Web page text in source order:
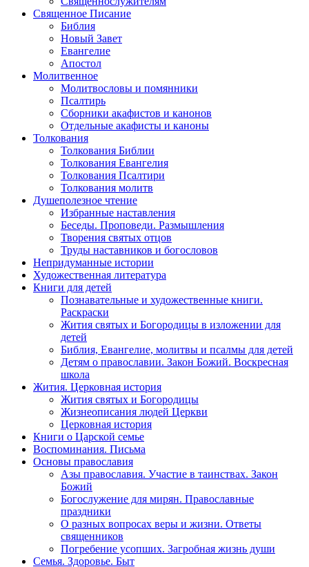
Священное Писание
Библия
Новый Завет
Евангелие
Апостол
Молитвенное
Молитвословы и помянники
Псалтирь
Сборники акафистов и канонов
Отдельные акафисты и каноны
Толкования
Толкования Библии
Толкования Евангелия
Толкования Псалтири
Толкования молитв
Душеполезное чтение
Избранные наставления
Беседы. Проповеди. Размышления
Творения святых отцов
Труды наставников и богословов
Непридуманные истории
Художественная литература
Книги для детей
Познавательные и художественные книги.
Раскраски
Жития святых и Богородицы в изложении для
детей
Библия, Евангелие, молитвы и псалмы для детей
Детям о православии. Закон Божий. Воскресная
школа
Жития. Церковная история
Жития святых и Богородицы
Жизнеописания людей Церкви
Церковная история
Книги о Царской семье
Воспоминания. Письма
Основы православия
Азы православия. Участие в таинствах. Закон
Божий
Богослужение для мирян. Православные
праздники
О разных вопросах веры и жизни. Ответы
священников
Погребение усопших. Загробная жизнь души
Семья. Здоровье. Быт